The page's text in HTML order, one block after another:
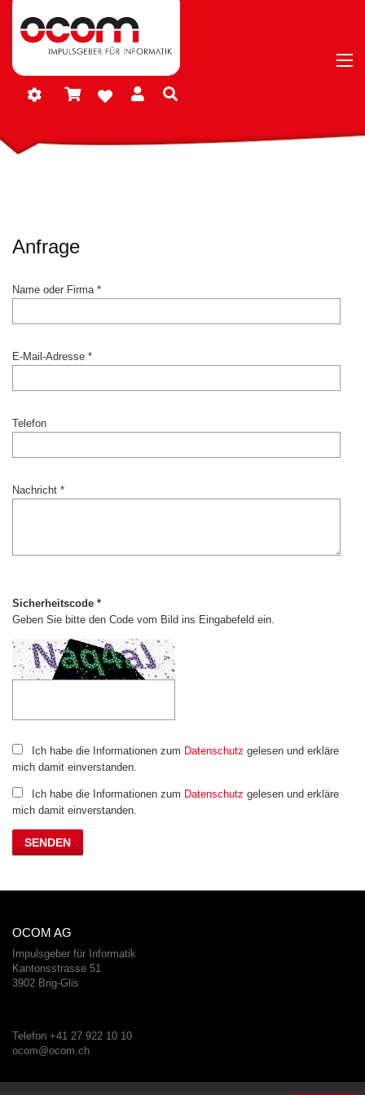
Anfrage
Name oder Firma *
E-Mail-Adresse *
Telefon
Nachricht *
Sicherheitscode *
Geben Sie bitte den Code vom Bild ins Eingabefeld ein.
Ich habe die Informationen zum Datenschutz gelesen und erkläre
mich damit einverstanden.
Ich habe die Informationen zum Datenschutz gelesen und erkläre
mich damit einverstanden.
OCOM AG
Impulsgeber für Informatik
Kantonsstrasse 51
3902 Brig-Glis
Telefon +41 27 922 10 10
ocom@ocom.ch